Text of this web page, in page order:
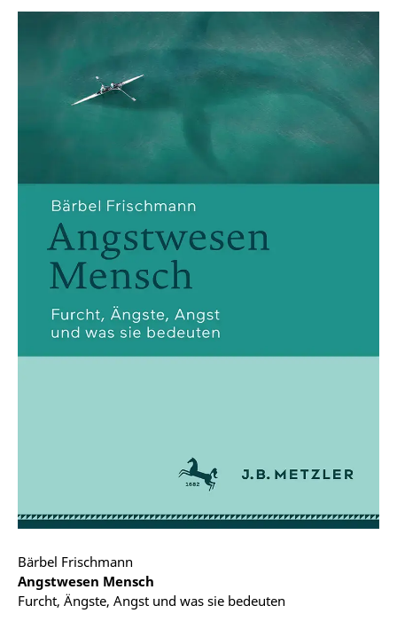
Bärbel Frischmann
Angstwesen Mensch
Furcht, Ängste, Angst und was sie bedeuten